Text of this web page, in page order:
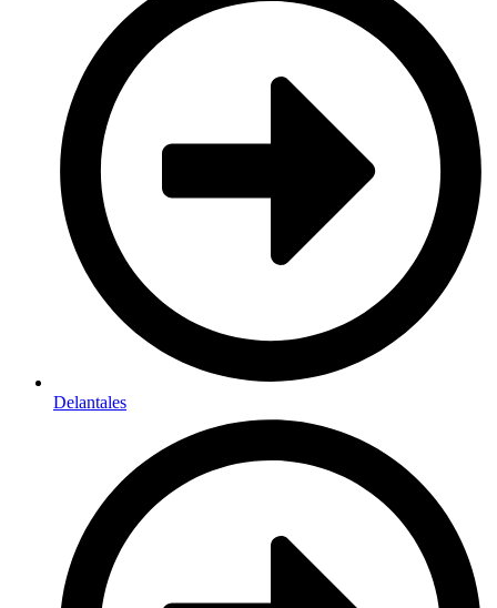
Delantales